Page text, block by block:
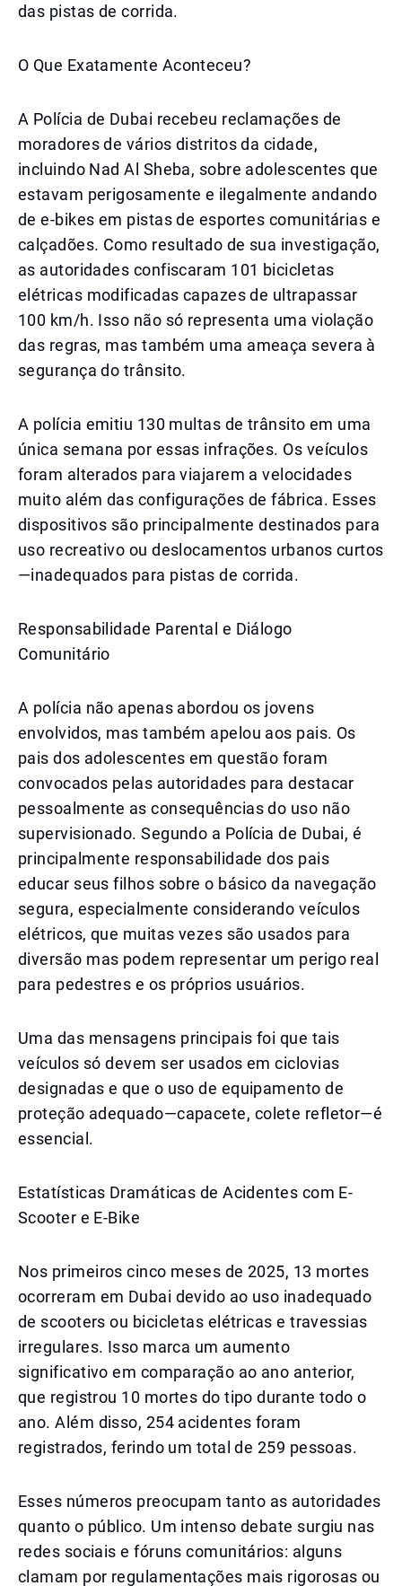
das pistas de corrida.
O Que Exatamente Aconteceu?
A Polícia de Dubai recebeu reclamações de
moradores de vários distritos da cidade,
incluindo Nad Al Sheba, sobre adolescentes que
estavam perigosamente e ilegalmente andando
de e-bikes em pistas de esportes comunitárias e
calçadões. Como resultado de sua investigação,
as autoridades confiscaram 101 bicicletas
elétricas modificadas capazes de ultrapassar
100 km/h. Isso não só representa uma violação
das regras, mas também uma ameaça severa à
segurança do trânsito.
A polícia emitiu 130 multas de trânsito em uma
única semana por essas infrações. Os veículos
foram alterados para viajarem a velocidades
muito além das configurações de fábrica. Esses
dispositivos são principalmente destinados para
uso recreativo ou deslocamentos urbanos curtos
—inadequados para pistas de corrida.
Responsabilidade Parental e Diálogo
Comunitário
A polícia não apenas abordou os jovens
envolvidos, mas também apelou aos pais. Os
pais dos adolescentes em questão foram
convocados pelas autoridades para destacar
pessoalmente as consequências do uso não
supervisionado. Segundo a Polícia de Dubai, é
principalmente responsabilidade dos pais
educar seus filhos sobre o básico da navegação
segura, especialmente considerando veículos
elétricos, que muitas vezes são usados para
diversão mas podem representar um perigo real
para pedestres e os próprios usuários.
Uma das mensagens principais foi que tais
veículos só devem ser usados em ciclovias
designadas e que o uso de equipamento de
proteção adequado—capacete, colete refletor—é
essencial.
Estatísticas Dramáticas de Acidentes com E-
Scooter e E-Bike
Nos primeiros cinco meses de 2025, 13 mortes
ocorreram em Dubai devido ao uso inadequado
de scooters ou bicicletas elétricas e travessias
irregulares. Isso marca um aumento
significativo em comparação ao ano anterior,
que registrou 10 mortes do tipo durante todo o
ano. Além disso, 254 acidentes foram
registrados, ferindo um total de 259 pessoas.
Esses números preocupam tanto as autoridades
quanto o público. Um intenso debate surgiu nas
redes sociais e fóruns comunitários: alguns
clamam por regulamentações mais rigorosas ou